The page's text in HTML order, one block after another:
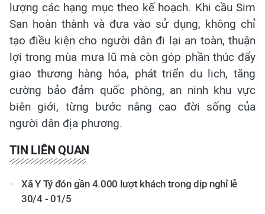
lượng các hạng mục theo kế hoạch. Khi cầu Sim
San hoàn thành và đưa vào sử dụng, không chỉ
tạo điều kiện cho người dân đi lại an toàn, thuận
lợi trong mùa mưa lũ mà còn góp phần thúc đẩy
giao thương hàng hóa, phát triển du lịch, tăng
cường bảo đảm quốc phòng, an ninh khu vực
biên giới, từng bước nâng cao đời sống của
người dân địa phương.
TIN LIÊN QUAN
Xã Y Tý đón gần 4.000 lượt khách trong dịp nghỉ lễ
30/4 - 01/5